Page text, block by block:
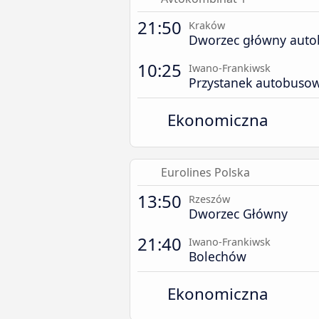
21:50 Kraków
Dworzec główny
10:25 Iwano-Frankiwsk
Przystanek
Ekonomiczna
Eurolines Polska
13:50 Rzeszów
Dworzec Główny
21:40 Iwano-Frankiwsk
Bolechów
Ekonomiczna